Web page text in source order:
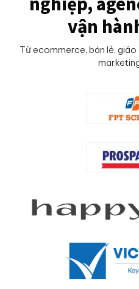
vận
Từ ecommerce, bán lẻ,